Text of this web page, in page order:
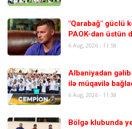
"Qarabağ" güclü
PAOK-dan üstün
6 Aug, 2026 - 11:58
Albaniyadan
ilə müqavilə
6 Aug, 2026 - 11:38
Bölgə klubunda